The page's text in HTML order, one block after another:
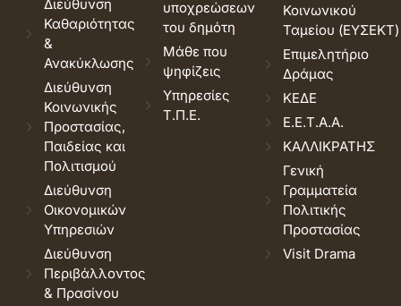
Διεύθυνση
Καθαριότητας
&
Ανακύκλωσης
Διεύθυνση
Κοινωνικής
Προστασίας,
Παιδείας και
Πολιτισμού
Διεύθυνση
Οικονομικών
Υπηρεσιών
Διεύθυνση
Περιβάλλοντος
& Πρασίνου
υποχρεώσεων
του δημότη
Μάθε που
ψηφίζεις
Υπηρεσίες
Τ.Π.Ε.
Κοινωνικού
Ταμείου (ΕΥΣΕΚΤ)
Επιμελητήριο
Δράμας
ΚΕΔΕ
Ε.Ε.Τ.Α.Α.
ΚΑΛΛΙΚΡΑΤΗΣ
Γενική
Γραμματεία
Πολιτικής
Προστασίας
Visit Drama